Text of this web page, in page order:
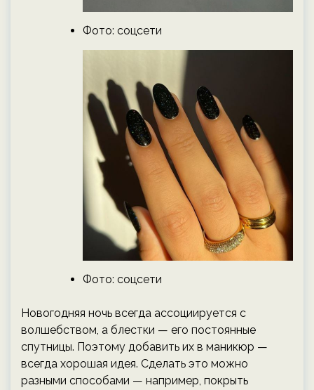
Фото: соцсети
Фото: соцсети
Новогодняя ночь всегда ассоциируется с
волшебством, а блестки — его постоянные
спутницы. Поэтому добавить их в маникюр —
всегда хорошая идея. Сделать это можно
разными способами — например, покрыть